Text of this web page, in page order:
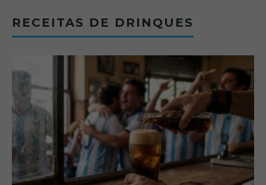
RECEITAS DE DRINQUES